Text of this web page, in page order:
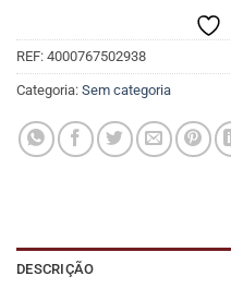
REF: 4000767502938
Categoria: Sem categoria
DESCRIÇÃO